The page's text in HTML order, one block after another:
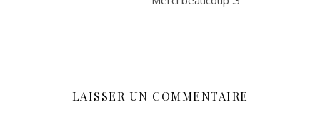
LAISSER UN COMMENTAIRE